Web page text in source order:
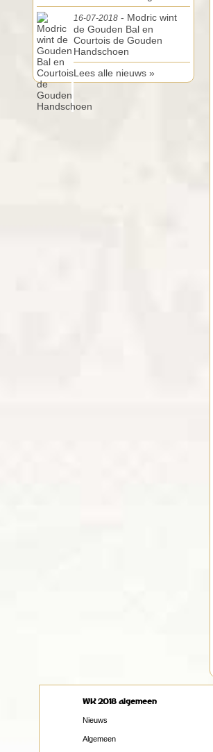
16-07-2018 - Modric wint
de Gouden Bal en
Courtois de Gouden
Handschoen
Lees alle nieuws »
WK 2018 algemeen
Nieuws
Algemeen